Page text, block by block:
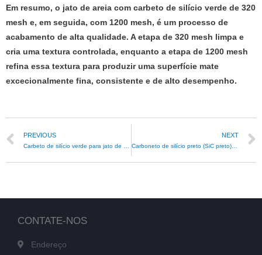
Em resumo, o jato de areia com carbeto de silício verde de 320
mesh e, em seguida, com 1200 mesh, é um processo de
acabamento de alta qualidade. A etapa de 320 mesh limpa e
cria uma textura controlada, enquanto a etapa de 1200 mesh
refina essa textura para produzir uma superfície mate
excecionalmente fina, consistente e de alto desempenho.
PREVIOUS
Carbeto de silício verde para jato de areia de ecrãs de computador
NEXT
Carboneto de silício preto (SiC preto) com grãos 320# e 400# para pastilhas de travão
CONTATE-NOS
Endereço